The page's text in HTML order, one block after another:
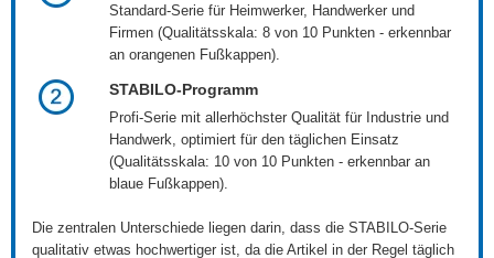
Standard-Serie für Heimwerker, Handwerker und
Firmen (Qualitätsskala: 8 von 10 Punkten - erkennbar
an orangenen Fußkappen).
STABILO-Programm
Profi-Serie mit allerhöchster Qualität für Industrie und
Handwerk, optimiert für den täglichen Einsatz
(Qualitätsskala: 10 von 10 Punkten - erkennbar an
blaue Fußkappen).
Die zentralen Unterschiede liegen darin, dass die STABILO-Serie
qualitativ etwas hochwertiger ist, da die Artikel in der Regel täglich